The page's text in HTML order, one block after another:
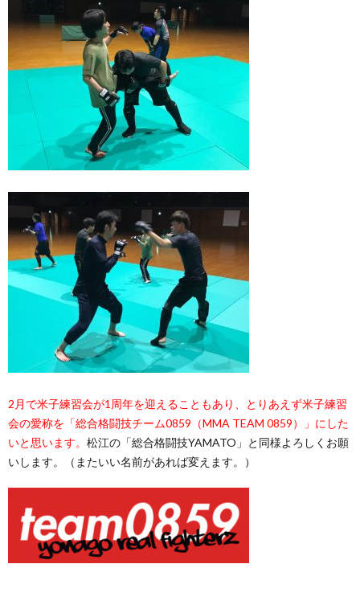
2月で米子練習会が1周年を迎えることもあり、とりあえず米子練習
会の愛称を「総合格闘技チーム0859（MMA TEAM 0859）」にした
いと思います。 松江の「総合格闘技YAMATO」と同様よろしくお願
いします。（またいい名前があれば変えます。）